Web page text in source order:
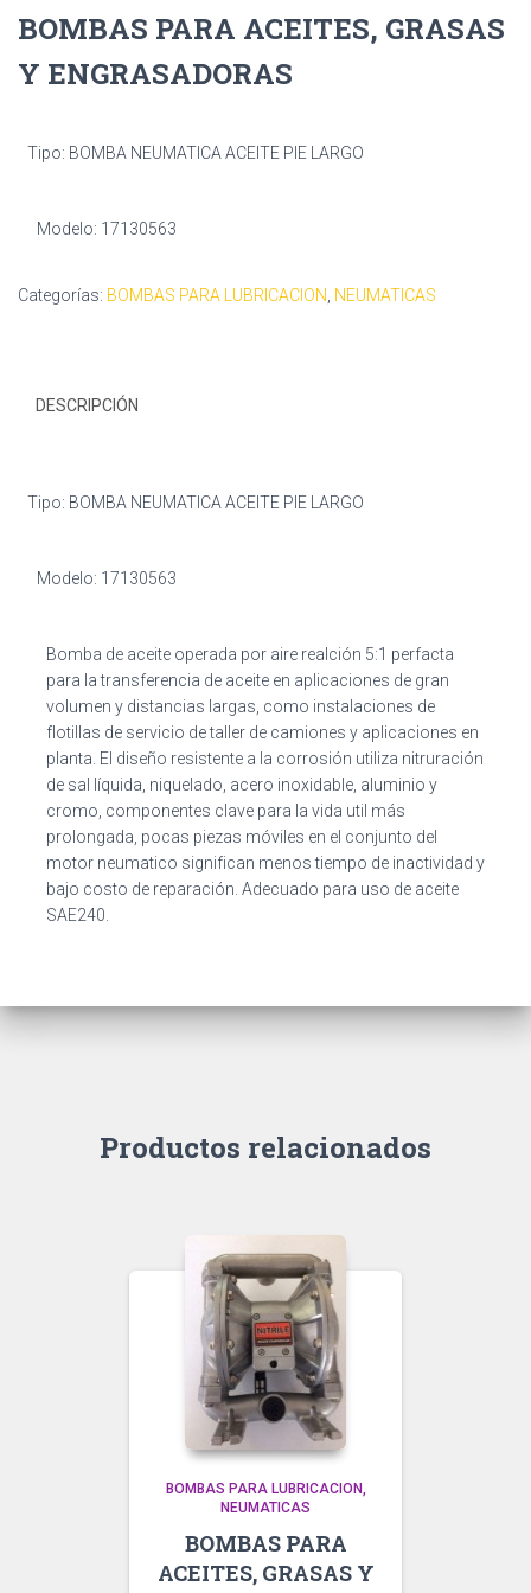
BOMBAS PARA ACEITES, GRASAS
Y ENGRASADORAS
Tipo: BOMBA NEUMATICA ACEITE PIE LARGO
Modelo: 17130563
Categorías: BOMBAS PARA LUBRICACION NEUMATICAS
DESCRIPCIÓN
Tipo: BOMBA NEUMATICA ACEITE PIE LARGO
Modelo: 17130563
Bomba de aceite operada por aire realción 5:1 perfacta
para la transferencia de aceite en aplicaciones de gran
volumen y distancias largas, como instalaciones de
flotillas de servicio de taller de camiones y aplicaciones en
planta. El diseño resistente a la corrosión utiliza nitruración
de sal líquida, niquelado, acero inoxidable, aluminio y
cromo, componentes clave para la vida util más
prolongada, pocas piezas móviles en el conjunto del
motor neumatico significan menos tiempo de inactividad y
bajo costo de reparación. Adecuado para uso de aceite
SAE240.
Productos relacionados
BOMBAS PARA LUBRICACION
NEUMATICAS
BOMBAS PARA
ACEITES, GRASAS Y